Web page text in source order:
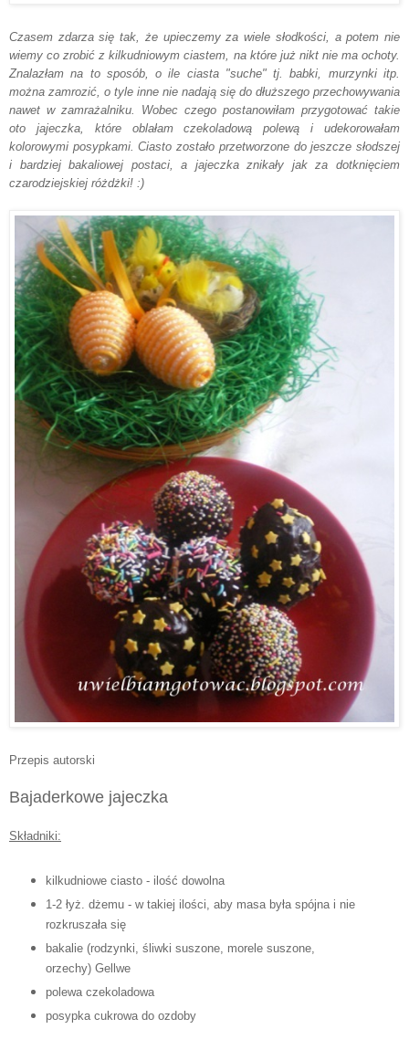
Czasem zdarza się tak, że upieczemy za wiele słodkości, a potem nie
wiemy co zrobić z kilkudniowym ciastem, na które już nikt nie ma ochoty.
Znalazłam na to sposób, o ile ciasta "suche" tj. babki, murzynki itp.
można zamrozić, o tyle inne nie nadają się do dłuższego przechowywania
nawet w zamrażalniku. Wobec czego postanowiłam przygotować takie
oto jajeczka, które oblałam czekoladową polewą i udekorowałam
kolorowymi posypkami. Ciasto zostało przetworzone do jeszcze słodszej
i bardziej bakaliowej postaci, a jajeczka znikały jak za dotknięciem
czarodziejskiej różdżki! :)
Przepis autorski
Bajaderkowe jajeczka
Składniki:
kilkudniowe ciasto - ilość dowolna
1-2 łyż. dżemu - w takiej ilości, aby masa była spójna i nie
rozkruszała się
bakalie (rodzynki, śliwki suszone, morele suszone,
orzechy) Gellwe
polewa czekoladowa
posypka cukrowa do ozdoby